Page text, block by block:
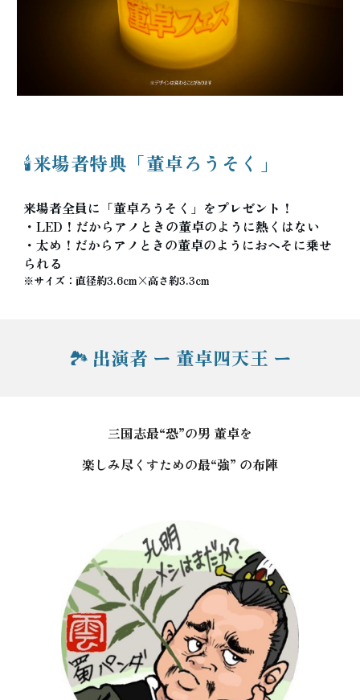
🕯️来場者特典「董卓ろうそく」
来場者全員に「董卓ろうそく」をプレゼント！
・LED！だからアノときの董卓のように熱くはない
・太め！だからアノときの董卓のようにおへそに乗せ
られる
※サイズ：直径約3.6cm×高さ約3.3cm
🏞️ 出演者 ー 董卓四天王 ー
三国志最“恐”の男 董卓を
楽しみ尽くすための最“強” の布陣